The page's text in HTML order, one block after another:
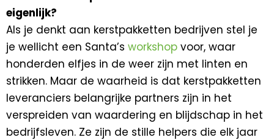
eigenlijk?
Als je denkt aan kerstpakketten bedrijven stel je
je wellicht een Santa’s workshop voor, waar
honderden elfjes in de weer zijn met linten en
strikken. Maar de waarheid is dat kerstpakketten
leveranciers belangrijke partners zijn in het
verspreiden van waardering en blijdschap in het
bedrijfsleven. Ze zijn de stille helpers die elk jaar